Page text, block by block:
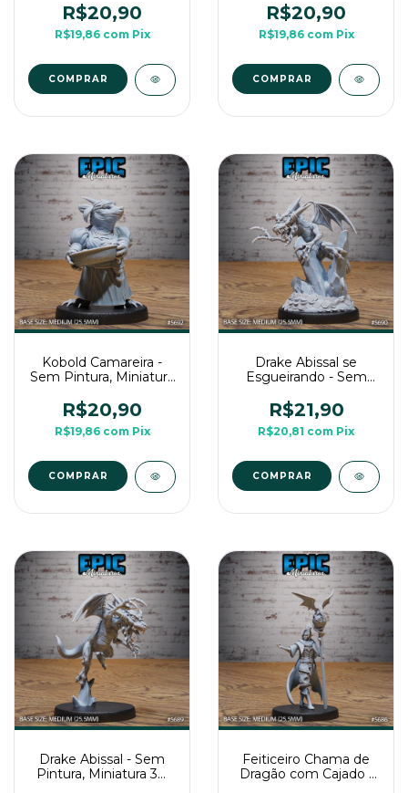
Média Para RPG de
Mesa
R$20,90
R$19,86 com Pix
COMPRAR
Para RPG de Mesa
R$20,90
R$19,86 com Pix
COMPRAR
Kobold Camareira -
Sem Pintura, Miniatura
de Mesa
R$20,90
R$19,86 com Pix
COMPRAR
Drake Abissal se
Esgueirando - Sem
Média Para RPG de
Mesa
R$21,90
R$20,81 com Pix
COMPRAR
Drake Abissal - Sem
Pintura, Miniatura 3D
Feiticeiro Chama de
Dragão com Cajado -